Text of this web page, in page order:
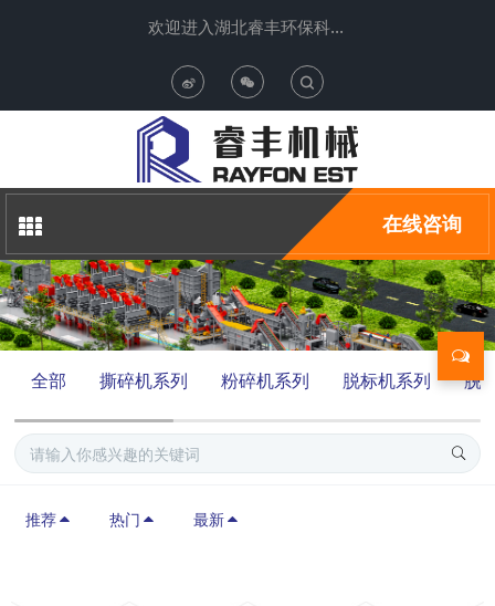
欢迎进入湖北睿丰环保科技有限公司
T
g
g
l
e
S
e
在线咨询
全部 撕碎机系列 粉碎机系列 脱标机系列 脱
推荐 热门 最新